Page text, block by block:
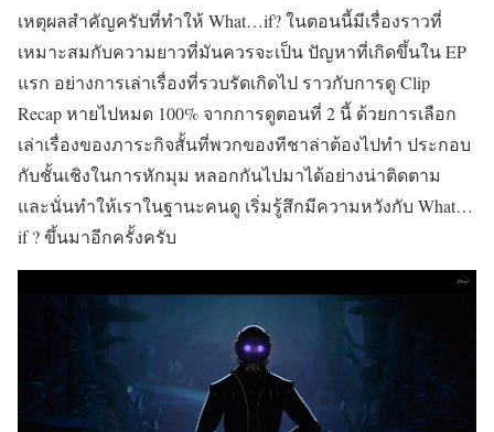
เหตุผลสำคัญครับที่ทำให้ What…if? ในตอนนี้มีเรื่องราวที่
เหมาะสมกับความยาวที่มันควรจะเป็น ปัญหาที่เกิดขึ้นใน EP
แรก อย่างการเล่าเรื่องที่รวบรัดเกิดไป ราวกับการดู Clip
Recap หายไปหมด 100% จากการดูตอนที่ 2 นี้ ด้วยการเลือก
เล่าเรื่องของภาระกิจสั้นที่พวกของทีชาล่าต้องไปทำ ประกอบ
กับชั้นเชิงในการหักมุม หลอกกันไปมาได้อย่างน่าติดตาม
และนั่นทำให้เราในฐานะคนดู เริ่มรู้สึกมีความหวังกับ What…
if ? ขึ้นมาอีกครั้งครับ